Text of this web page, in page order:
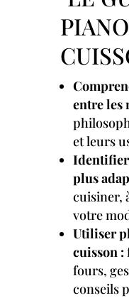
entre les
et leurs
Identifier
plus
cuisiner,
votre
Utiliser
cuisson :
fours,
conseils